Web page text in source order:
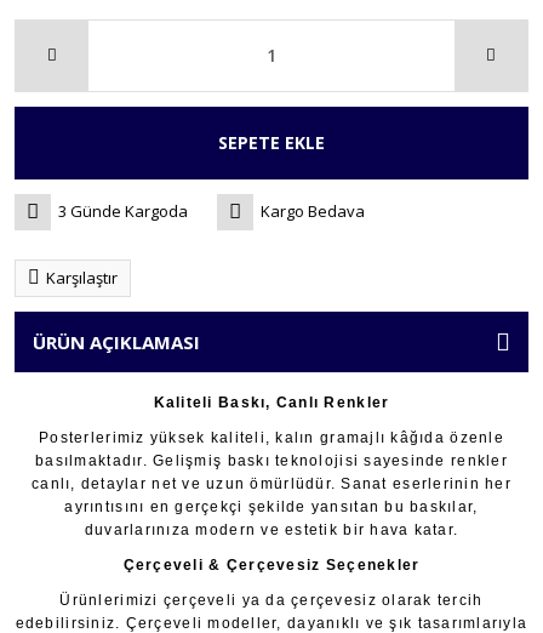
SEPETE EKLE
3 Günde Kargoda Kargo Bedava
Karşılaştır
ÜRÜN AÇIKLAMASI
Kaliteli Baskı, Canlı Renkler
Posterlerimiz yüksek kaliteli, kalın gramajlı kâğıda özenle
basılmaktadır. Gelişmiş baskı teknolojisi sayesinde renkler
canlı, detaylar net ve uzun ömürlüdür. Sanat eserlerinin her
ayrıntısını en gerçekçi şekilde yansıtan bu baskılar,
duvarlarınıza modern ve estetik bir hava katar.
Çerçeveli & Çerçevesiz Seçenekler
Ürünlerimizi çerçeveli ya da çerçevesiz olarak tercih
edebilirsiniz. Çerçeveli modeller, dayanıklı ve şık tasarımlarıyla